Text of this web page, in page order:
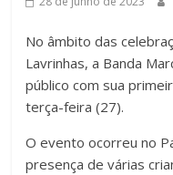
No âmbito das
Lavrinhas, a Banda
público com sua
terça-feira (27).
O evento ocorreu no
presença de várias